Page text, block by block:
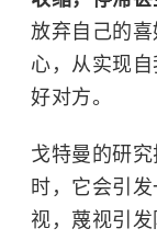
放弃自己的
心，从实现
好对方。
戈特曼的研究
时，它会引
视，蔑视引